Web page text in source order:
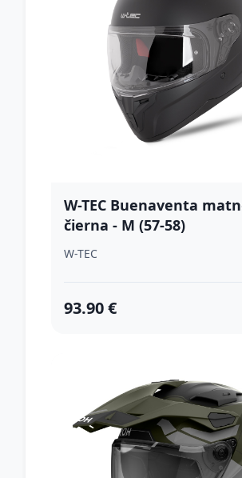
W-TEC Buenaventa
čierna - M (57-58)
W-TEC
93.90 €